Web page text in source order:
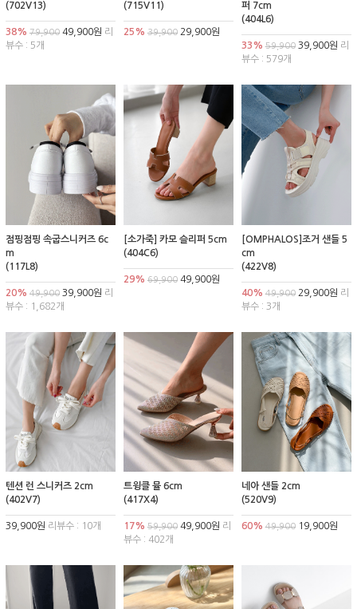
(702V13)
38% 79,900 49,900원 리
뷰수 : 5개
(715V11)
25% 39,90029,900원
퍼 7cm
(404L6)
33% 59,90039,900원 리
뷰수 : 579개
점핑점핑 속굽스니커즈 6c
m
(117L8)
20% 49,900 39,900원 리
뷰수 : 1,682개
[소가죽] 카모 슬리퍼 5cm
(404C6)
29% 69,90049,900원
[OMPHALOS]조거 샌들 5
cm
(422V8)
40% 49,90029,900원 리
뷰수 : 3개
텐션 런 스니커즈 2cm
(402V7)
39,900원 리뷰수 : 10개
트윙클 뮬 6cm
(417X4)
17% 59,90049,900원 리
뷰수 : 402개
네아 샌들 2cm
(520V9)
60% 49,90019,900원